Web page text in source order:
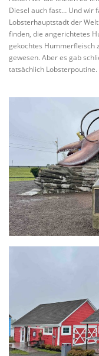
Diesel auch fast… Und wir
Lobsterhauptstadt der
finden, die angerichtetes
gekochtes Hummerfleisch
gewesen. Aber es gab
tatsächlich